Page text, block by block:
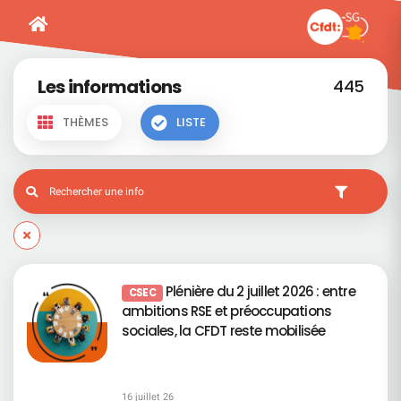
Les informations 445
THÈMES LISTE
CSEC Plénière du 2 juillet 2026 : entre
ambitions RSE et préoccupations
sociales, la CFDT reste mobilisée
16 juillet 26